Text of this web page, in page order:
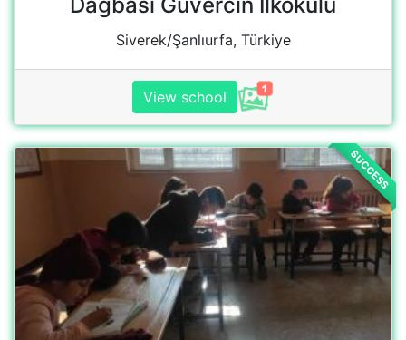
Gözpınar İlkokulu
Gözpinar/Siirt, Türkiye
View school
SUCCESS